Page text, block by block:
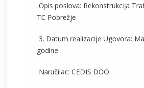
Opis poslova: Rekonstrukcija
TC Pobrežje
3. Datum realizacije Ugovora:
godine
Naručilac: CEDIS DOO